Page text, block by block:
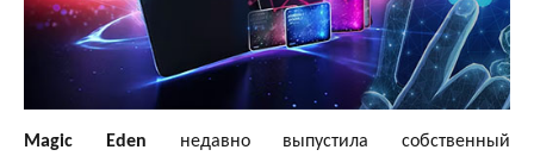
Magic Eden недавно выпустила собственный